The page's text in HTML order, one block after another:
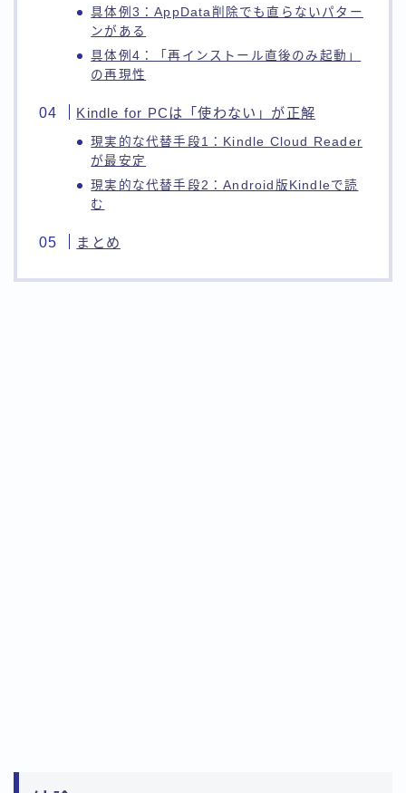
具体例3：AppData削除でも直らないパター
ンがある
具体例4：「再インストール直後のみ起動」
の再現性
Kindle for PCは「使わない」が正解
現実的な代替手段1：Kindle Cloud Reader
が最安定
現実的な代替手段2：Android版Kindleで読
む
まとめ